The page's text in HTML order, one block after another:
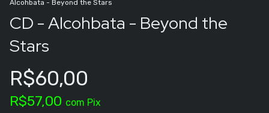
Alcohbata - Beyond the Stars
CD - Alcohbata - Beyond the
Stars
R$60,00
R$57,00 com Pix